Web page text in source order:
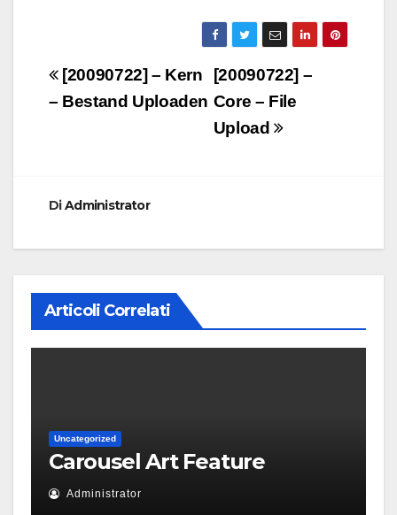
Navigazione
articoli
[20090722] –
Core – File
Upload
[20090722] – Kern
– Bestand Uploaden
DiAdministrator
Articoli Correlati
Uncategorized
Carousel Art Feature
Administrator